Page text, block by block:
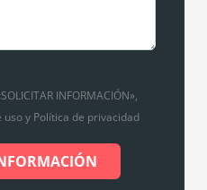
INFORMACIÓN»,
y Política de privacidad